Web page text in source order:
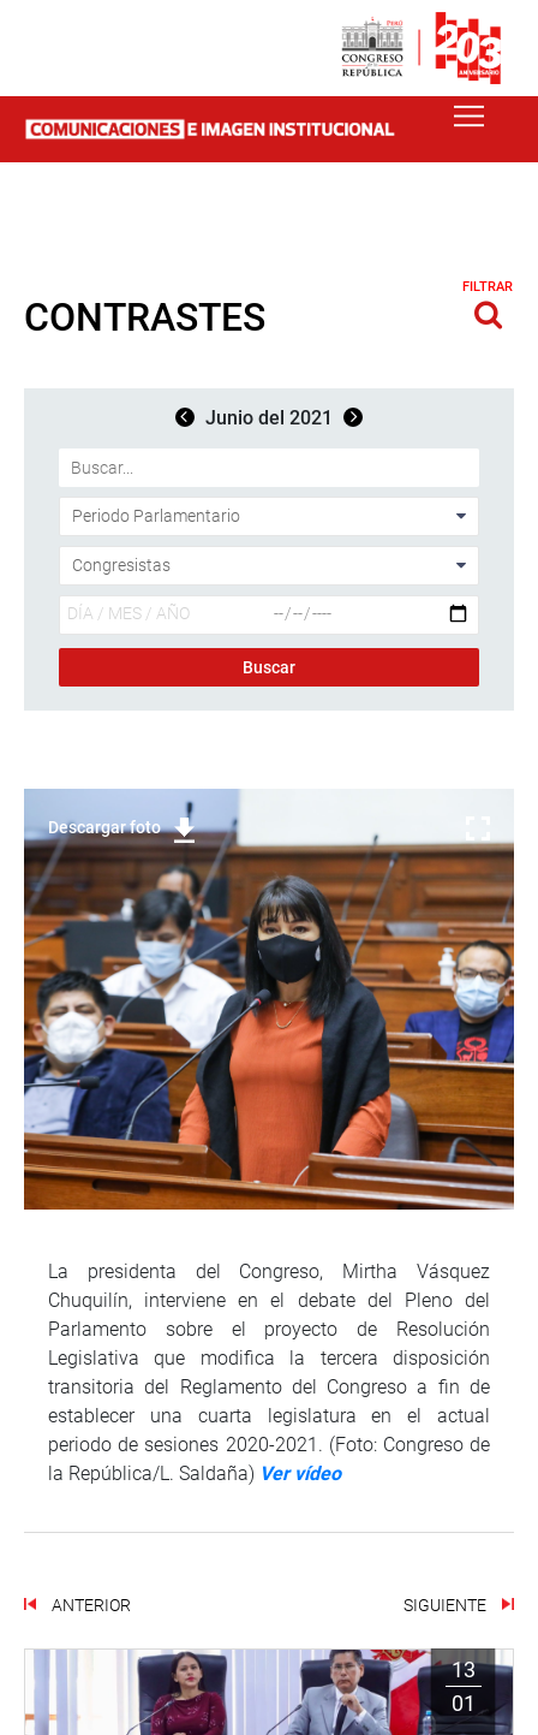
CONTRASTES
FILTRAR
Junio del 2021
Descargar foto
La presidenta del Congreso, Mirtha Vásquez
Chuquilín, interviene en el debate del Pleno del
Parlamento sobre el proyecto de Resolución
Legislativa que modifica la tercera disposición
transitoria del Reglamento del Congreso a fin de
establecer una cuarta legislatura en el actual
periodo de sesiones 2020-2021. (Foto: Congreso de
la República/L. Saldaña) Ver vídeo
ANTERIOR SIGUIENTE
13
01